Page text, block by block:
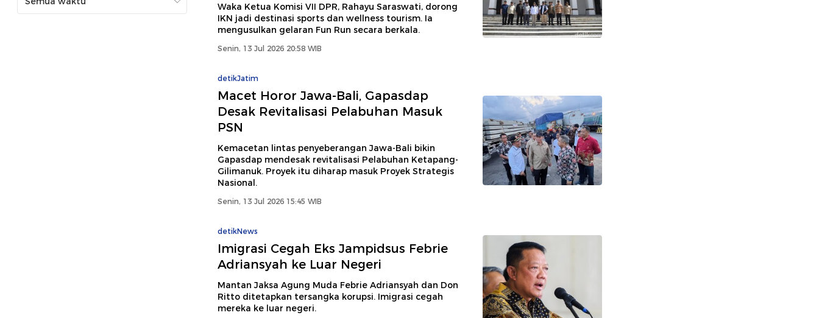
Waka Ketua Komisi VII DPR, Rahayu Saraswati, dorong
IKN jadi destinasi sports dan wellness tourism. Ia
mengusulkan gelaran Fun Run secara berkala.
Senin, 13 Jul 2026 20:58 WIB
detikJatim
Macet Horor Jawa-Bali, Gapasdap
Desak Revitalisasi Pelabuhan Masuk
PSN
Kemacetan lintas penyeberangan Jawa-Bali bikin
Gapasdap mendesak revitalisasi Pelabuhan Ketapang-
Gilimanuk. Proyek itu diharap masuk Proyek Strategis
Nasional.
Senin, 13 Jul 2026 15:45 WIB
detikNews
Imigrasi Cegah Eks Jampidsus Febrie
Adriansyah ke Luar Negeri
Mantan Jaksa Agung Muda Febrie Adriansyah dan Don
Ritto ditetapkan tersangka korupsi. Imigrasi cegah
mereka ke luar negeri.